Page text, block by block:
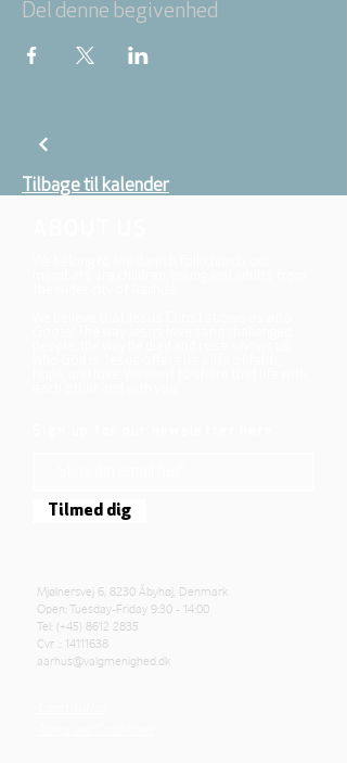
Del denne begivenhed
Tilbage til kalender
Tilmed dig
Mjølnersvej 6, 8230 Åbyhøj, Denmark
Open: Tuesday-Friday 9:30 - 14:00
Tel: (+45) 8612 2835
Cvr .: 14111638
aarhus@valgmenighed.dk